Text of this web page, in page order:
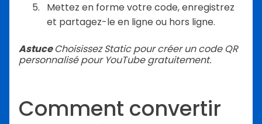
Mettez en forme votre code, enregistrez
et partagez-le en ligne ou hors ligne.
AstuceChoisissez Static pour créer un code QR
personnalisé pour YouTube gratuitement.
Comment convertir